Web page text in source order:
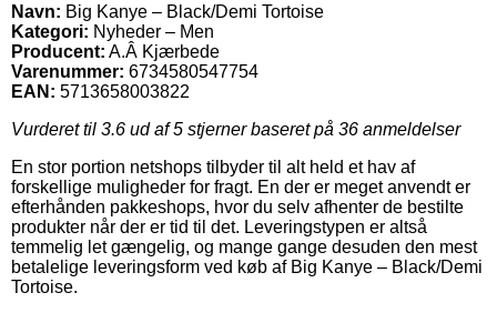
Navn: Big Kanye – Black/Demi Tortoise
Kategori: Nyheder – Men
Producent: A.Â Kjærbede
Varenummer: 6734580547754
EAN: 5713658003822
Vurderet til 3.6 ud af 5 stjerner baseret på 36 anmeldelser
En stor portion netshops tilbyder til alt held et hav af
forskellige muligheder for fragt. En der er meget anvendt er
efterhånden pakkeshops, hvor du selv afhenter de bestilte
produkter når der er tid til det. Leveringstypen er altså
temmelig let gængelig, og mange gange desuden den mest
betalelige leveringsform ved køb af Big Kanye – Black/Demi
Tortoise.